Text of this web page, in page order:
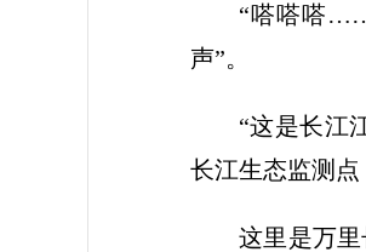
“嗒嗒嗒
声”。
“这是长江
长江生态监测点
这里是万